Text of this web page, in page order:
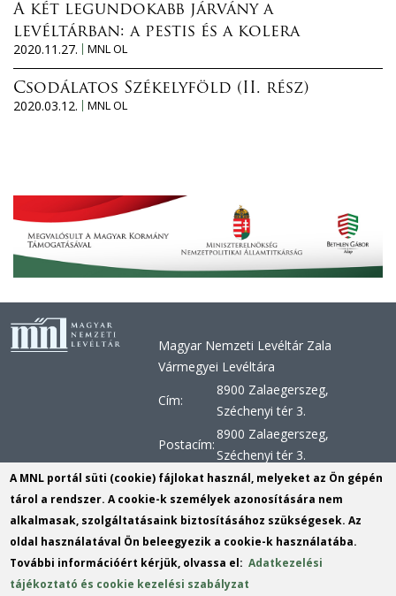
A két legundokabb járvány a
levéltárban: a pestis és a kolera
2020.11.27.
MNL OL
Csodálatos Székelyföld (II. rész)
2020.03.12.
MNL OL
Magyar Nemzeti Levéltár Zala
Vármegyei Levéltára
Cím:
8900 Zalaegerszeg,
Széchenyi tér 3.
Postacím:
8900 Zalaegerszeg,
Széchenyi tér 3.
Telefon:
+36 92 510 030, +36 92 598
956, +36 92 598 957
Telefax:
+36 92 510 029
E-mail:
zvl@mnl.gov.hu(link
sends
KRID: 163303180
A MNL portál süti (cookie) fájlokat használ, melyeket az Ön gépén
tárol a rendszer. A cookie-k személyek azonosítására nem
alkalmasak, szolgáltatásaink biztosításához szükségesek. Az
oldal használatával Ön beleegyezik a cookie-k használatába.
További információért kérjük, olvassa el:Adatkezelési
tájékoztató és cookie kezelési szabályzat